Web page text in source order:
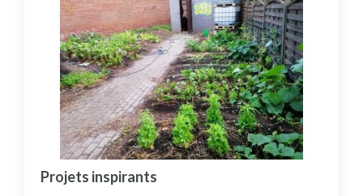
Projets inspirants